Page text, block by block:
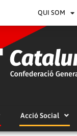
QUI SOM
Acció Social